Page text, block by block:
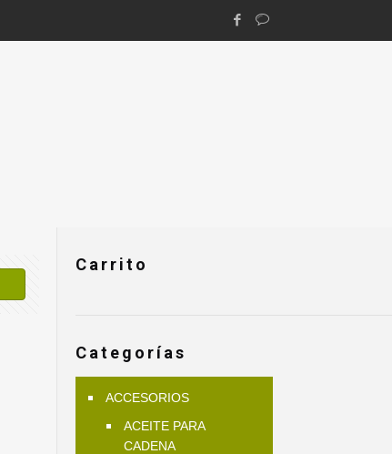
Carrito
Categorías
ACCESORIOS
ACEITE PARA
CADENA